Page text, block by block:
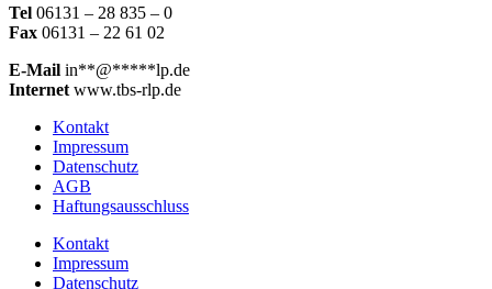
Tel 06131 – 28 835 – 0
Fax 06131 – 22 61 02
E-Mail in**@*****lp.de
Internet www.tbs-rlp.de
Kontakt
Impressum
Datenschutz
AGB
Haftungsausschluss
Kontakt
Impressum
Datenschutz